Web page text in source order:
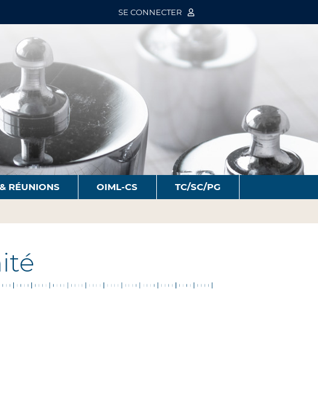
SE CONNECTER
RÉUNIONS OIML-CS TC/SC/PG